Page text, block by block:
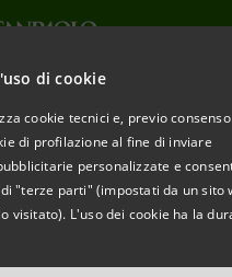
di cookie
cookie tecnici e, previo consenso
di profilazione al fine di inviare
personalizzate e
"terze parti" (impostati da un sito
visitato). L'uso dei cookie ha la
IGNACIO
CAPO